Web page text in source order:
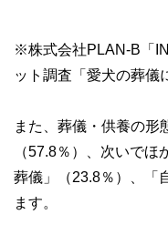
※株式会社PLAN-B「
ット調査「愛犬の葬儀
また、葬儀・供養の形
（57.8％）、次いでほ
葬儀」（23.8％）、「
ます。